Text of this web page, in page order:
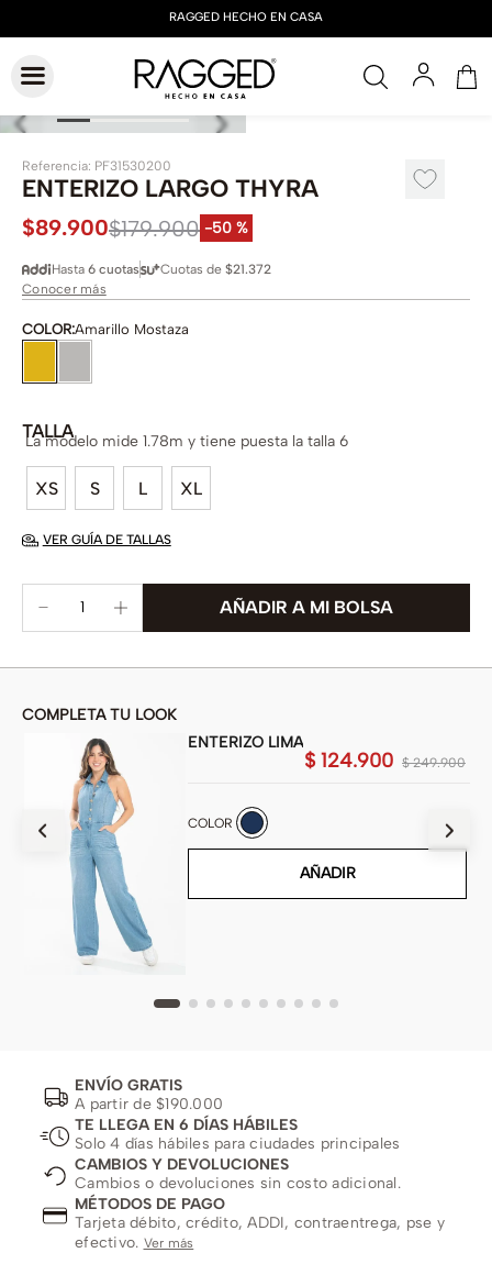
Referencia: PF31530200
ENTERIZO LARGO THYRA
$89.900$179.900 -50 %
Hasta 6 cuotas Cuotas de $21.372
Conocer más
COLOR:Amarillo Mostaza
TALLA
XS S L XL
La modelo mide 1.78m y tiene puesta la talla 6
VER GUÍA DE TALLAS
COMPLETA TU LOOK
ENTERIZO LIMA
$ 249.900
$ 124.900
COLOR
AÑADIR
ENVÍO GRATIS
A partir de $190.000
TE LLEGA EN 6 DÍAS HÁBILES
Solo 4 días hábiles para ciudades principales
CAMBIOS Y DEVOLUCIONES
Cambios o devoluciones sin costo adicional.
MÉTODOS DE PAGO
Tarjeta débito, crédito, ADDI, contraentrega, pse y
efectivo. Ver más